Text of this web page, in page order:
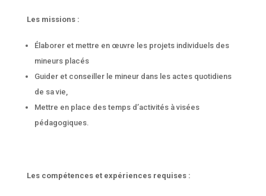
Les missions :
Élaborer et mettre en œuvre les projets individuels des
mineurs placés
Guider et conseiller le mineur dans les actes quotidiens
de sa vie,
Mettre en place des temps d’activités à visées
pédagogiques.
Les compétences et expériences requises :